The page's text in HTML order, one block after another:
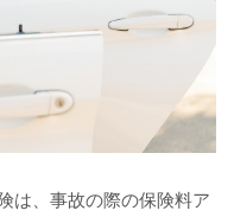
は、事故の際の保険料ア